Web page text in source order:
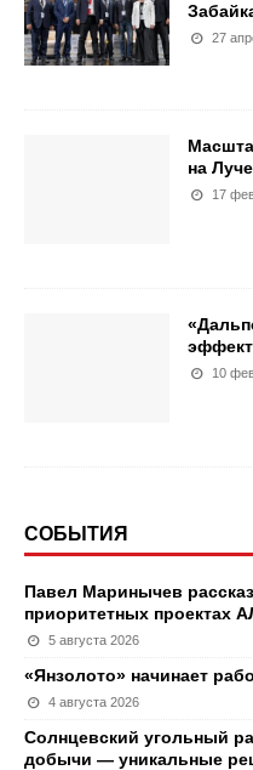
27
на
17
10
СОБЫТИЯ
Павел Маринычев
приоритетных проектах
5 августа 2026
«Янзолото» начинает
4 августа 2026
Солнцевский угольный
добычи — уникальные